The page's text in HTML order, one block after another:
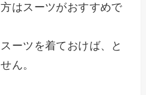
はスーツがおすすめで
ーツを着ておけば、と
ん。